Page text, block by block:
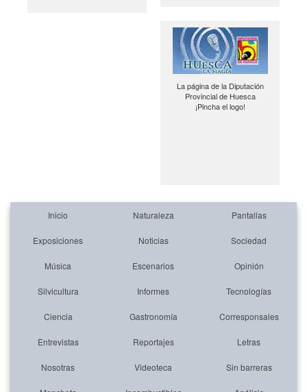
La página de la Diputación
Provincial de Huesca
¡Pincha el logo!
Inicio Naturaleza Pantallas
Exposiciones Noticias Sociedad
Música Escenarios Opinión
Silvicultura Informes Tecnologías
Ciencia Gastronomía Corresponsales
Entrevistas Reportajes Letras
Nosotras Videoteca Sin barreras